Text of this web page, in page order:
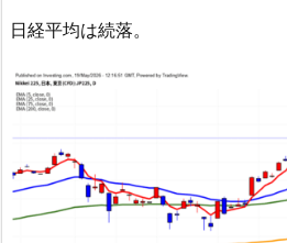
日経平均は続落。